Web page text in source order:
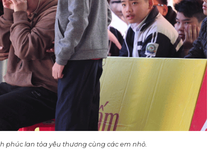
phúc lan tỏa yêu thương cùng các em nhỏ.